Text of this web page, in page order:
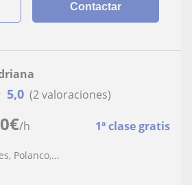
Contactar
€/h 1ª clase gratis
5,0 (2 valoraciones)
Polanco,...